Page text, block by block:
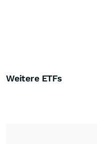
Weitere ETFs